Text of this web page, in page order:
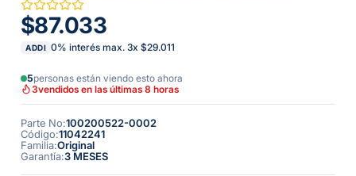
$87.033
ADDI 0% interés max. 3x $29.011
5personas están viendo esto ahora
3vendidos en las últimas 8 horas
Parte No:100200522-0002
Código:11042241
Familia:Original
Garantía:3 MESES